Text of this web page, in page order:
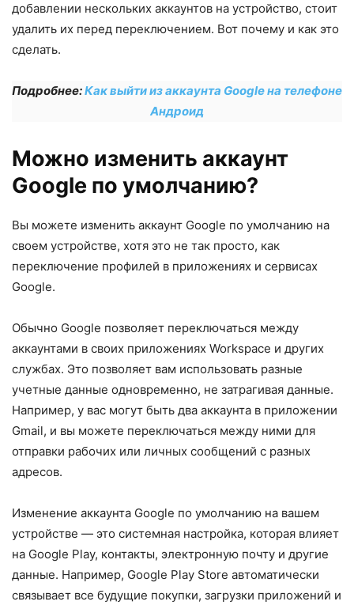
добавлении нескольких аккаунтов на устройство, стоит
удалить их перед переключением. Вот почему и как это
сделать.
Подробнее:Как выйти из аккаунта Google на телефоне
Андроид
Можно изменить аккаунт
Google по умолчанию?
Вы можете изменить аккаунт Google по умолчанию на
своем устройстве, хотя это не так просто, как
переключение профилей в приложениях и сервисах
Google.
Обычно Google позволяет переключаться между
аккаунтами в своих приложениях Workspace и других
службах. Это позволяет вам использовать разные
учетные данные одновременно, не затрагивая данные.
Например, у вас могут быть два аккаунта в приложении
Gmail, и вы можете переключаться между ними для
отправки рабочих или личных сообщений с разных
адресов.
Изменение аккаунта Google по умолчанию на вашем
устройстве — это системная настройка, которая влияет
на Google Play, контакты, электронную почту и другие
данные. Например, Google Play Store автоматически
связывает все будущие покупки, загрузки приложений и